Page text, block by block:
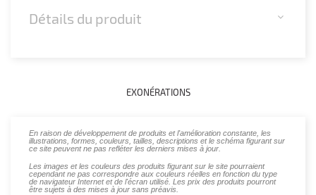
Détails du produit
EXONÉRATIONS
En raison de développement de produits et l'amélioration constante, les
illustrations, formes, couleurs, tailles, descriptions et le schéma figurant sur
ce site peuvent ne pas refléter les derniers mises à jour.
Les images et les couleurs des produits figurant sur le site pourraient
cependant ne pas correspondre aux couleurs réelles en fonction du type
de navigateur Internet et de l'écran utilisé. Les prix des produits pourront
être sujets à des mises à jour sans préavis.